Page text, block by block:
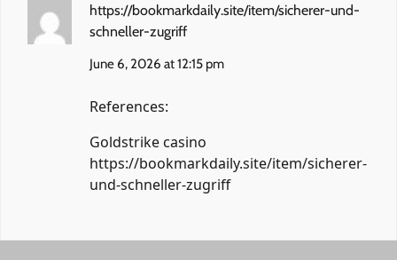
https://bookmarkdaily.site/item/sicherer-und-
schneller-zugriff
June 6, 2026 at 12:15 pm
References:
Goldstrike casino
https://bookmarkdaily.site/item/sicherer-
und-schneller-zugriff